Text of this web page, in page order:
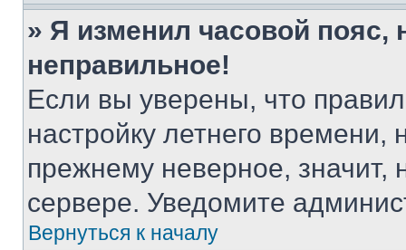
» Я изменил часовой пояс,
неправильное!
Если вы уверены, что
настройку летнего
прежнему неверное, значит,
сервере. Уведомите
Вернуться к началу